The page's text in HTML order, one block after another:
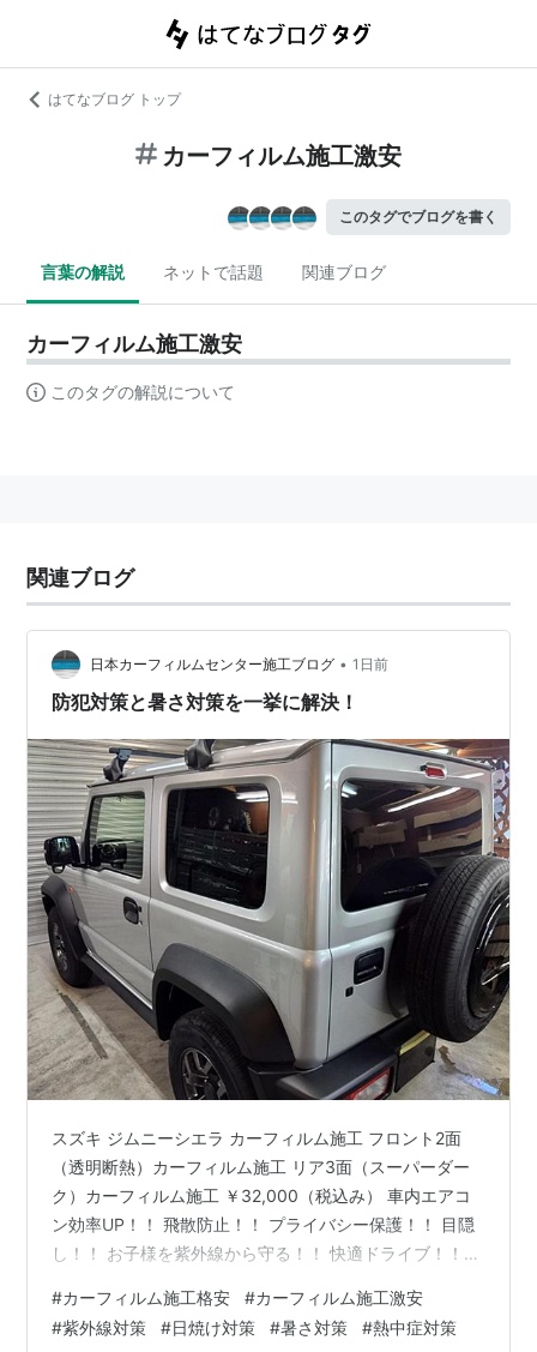
はてなブログ トップ
カーフィルム施工激安
このタグでブログを書く
言葉の解説 ネットで話題 関連ブログ
カーフィルム施工激安
このタグの解説について
関連ブログ
日本カーフィルムセンター施工ブログ • 1日前
防犯対策と暑さ対策を一挙に解決！
スズキ ジムニーシエラ カーフィルム施工 フロント2面
（透明断熱）カーフィルム施工 リア3面（スーパーダー
ク）カーフィルム施工 ￥32,000（税込み） 車内エアコ
ン効率UP！！ 飛散防止！！ プライバシー保護！！ 目隠
し！！ お子様を紫外線から守る！！ 快適ドライブ！！
対策 暑さ対策 猛暑対策 酷暑対策 熱中症対策 燃費向上 断
熱 商用車 軽自動車 軽貨物 配送車 洗車 メンテナンス ガ
#カーフィルム施工格安 #カーフィルム施工激安
#紫外線対策 #日焼け対策 #暑さ対策 #熱中症対策